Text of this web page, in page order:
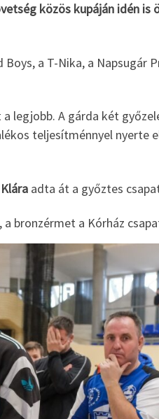
közös kupáján idén is
a T-Nika, a Napsugár
legjobb. A gárda két
teljesítménnyel nyerte
adta át a győztes
bronzérmet a Kórház